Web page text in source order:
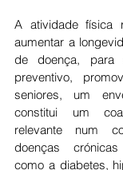
A atividade física
aumentar a
de doença,
preventivo,
seniores, um
constitui um
relevante num
doenças
como a diabetes,